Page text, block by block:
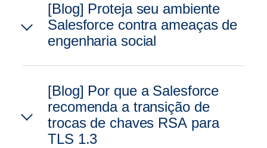
[Blog] Proteja seu ambiente
Salesforce contra ameaças de
engenharia social
[Blog] Por que a Salesforce
recomenda a transição de
trocas de chaves RSA para
TLS 1.3